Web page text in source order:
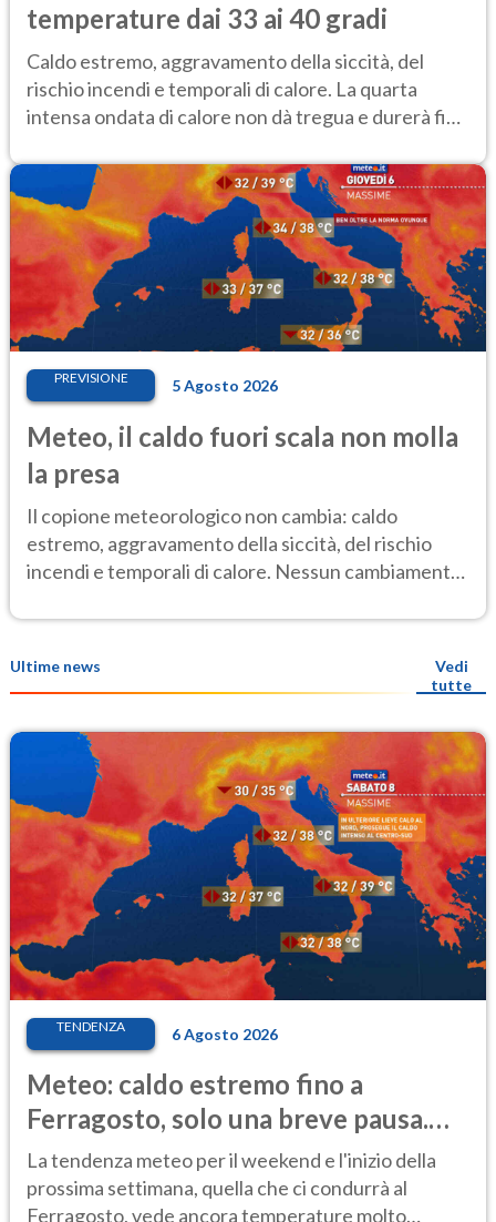
temperature dai 33 ai 40 gradi
Caldo estremo, aggravamento della siccità, del
rischio incendi e temporali di calore. La quarta
intensa ondata di calore non dà tregua e durerà fino
PREVISIONE 5 Agosto 2026
Meteo, il caldo fuori scala non molla
la presa
Il copione meteorologico non cambia: caldo
estremo, aggravamento della siccità, del rischio
incendi e temporali di calore. Nessun cambiamento
Ultime news
Vedi
tutte
TENDENZA 6 Agosto 2026
Meteo: caldo estremo fino a
Ferragosto, solo una breve pausa.
Ecco dove
La tendenza meteo per il weekend e l'inizio della
prossima settimana, quella che ci condurrà al
Ferragosto, vede ancora temperature molto